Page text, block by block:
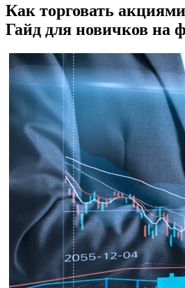
Как торговать акциями
Гайд для новичков на